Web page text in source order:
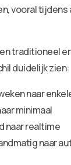
vooral
traditioneel
duidelijk zien:
naar
minimaal
naar realtime
naar